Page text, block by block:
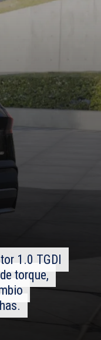
1.0 TGDI
torque,
1.0 TGDI
torque,